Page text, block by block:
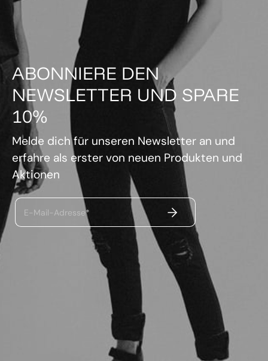
ABONNIERE DEN
NEWSLETTER UND SPARE
10%
Melde dich für unseren Newsletter an und
erfahre als erster von neuen Produkten und
Aktionen
E-Mail-Adresse* ABSENDEN